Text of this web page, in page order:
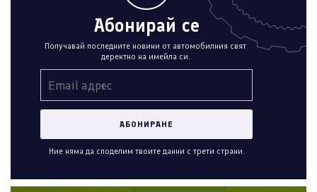
Абонирай се
Получавай последните новини от автомобилния свят
деректно на имейла си.
Ние няма да споделим твоите данни с трети страни.